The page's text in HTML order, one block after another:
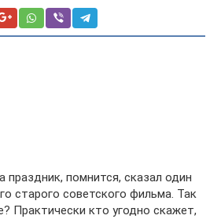
праздник, помнится, сказал один
старого советского фильма. Так
Практически кто угодно скажет,